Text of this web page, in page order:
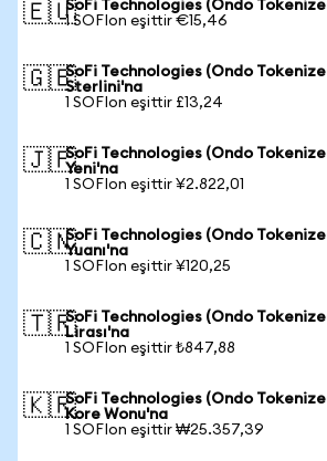
🇪🇺SoFi Technologies (Ondo
1 SOFIon eşittir €15,46
🇬🇧SoFi Technologies (Ondo
Sterlini'na
1 SOFIon eşittir £13,24
🇯🇵SoFi Technologies (Ondo
Yeni'na
1 SOFIon eşittir ¥2.822,01
🇨🇳SoFi Technologies (Ondo
Yuanı'na
1 SOFIon eşittir ¥120,25
🇹🇷SoFi Technologies (Ondo
Lirası'na
1 SOFIon eşittir ₺847,88
🇰🇷SoFi Technologies (Ondo
Kore Wonu'na
1 SOFIon eşittir ₩25.357,39